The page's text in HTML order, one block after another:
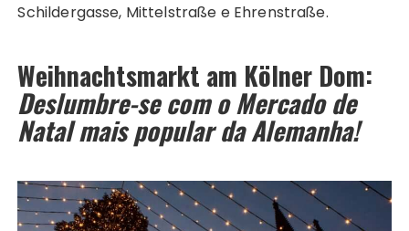
Schildergasse, Mittelstraße e Ehrenstraße.
Weihnachtsmarkt am Kölner Dom:
Deslumbre-se com o Mercado de
Natal mais popular da Alemanha!